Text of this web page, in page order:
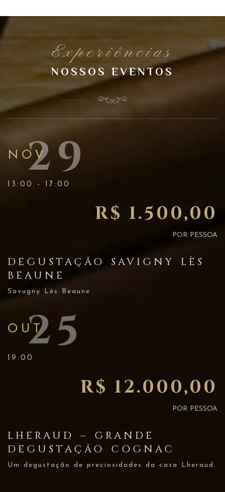
Experiências
NOSSOS EVENTOS
NOV
29
13:00 - 17:00
R$ 1.500,00
POR PESSOA
DEGUSTAÇÃO SAVIGNY LÈS
BEAUNE
Savugny Lès Beaune
OUT25
19:00
R$ 12.000,00
POR PESSOA
LHERAUD – GRANDE
DEGUSTAÇÃO COGNAC
Um degustação de preciosidades da casa Lheraud.